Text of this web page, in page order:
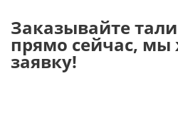
Заказывайте
прямо сейчас,
заявку!